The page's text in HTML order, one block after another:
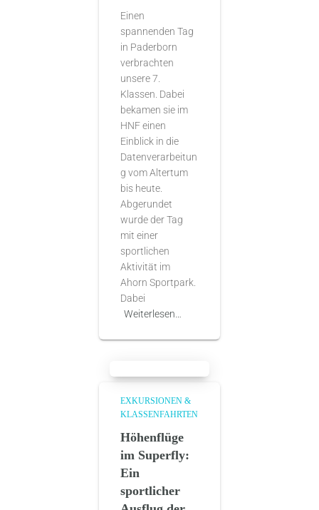
Einen
spannenden Tag
in Paderborn
verbrachten
unsere 7.
Klassen. Dabei
bekamen sie im
HNF einen
Einblick in die
Datenverarbeitun
g vom Altertum
bis heute.
Abgerundet
wurde der Tag
mit einer
sportlichen
Aktivität im
Ahorn Sportpark.
Dabei
Weiterlesen…
EXKURSIONEN &
KLASSENFAHRTEN
Höhenflüge
im Superfly:
Ein
sportlicher